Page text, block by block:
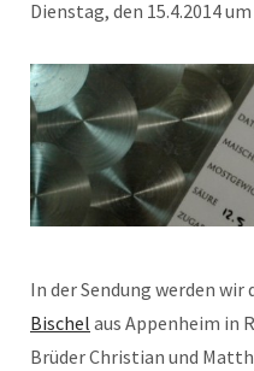
Dienstag, den 15.4.2014
In der Sendung werden wir
Bischel aus Appenheim in
Brüder Christian und